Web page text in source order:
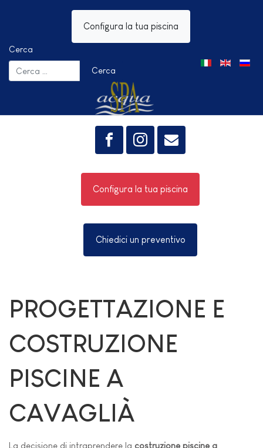
Configura la tua piscina
Cerca
Cerca
Seleziona la tua
Configura la tua piscina
Chiedici un preventivo
PROGETTAZIONE E
COSTRUZIONE
PISCINE A
CAVAGLIÀ
La decisione di intraprendere la costruzione piscine a